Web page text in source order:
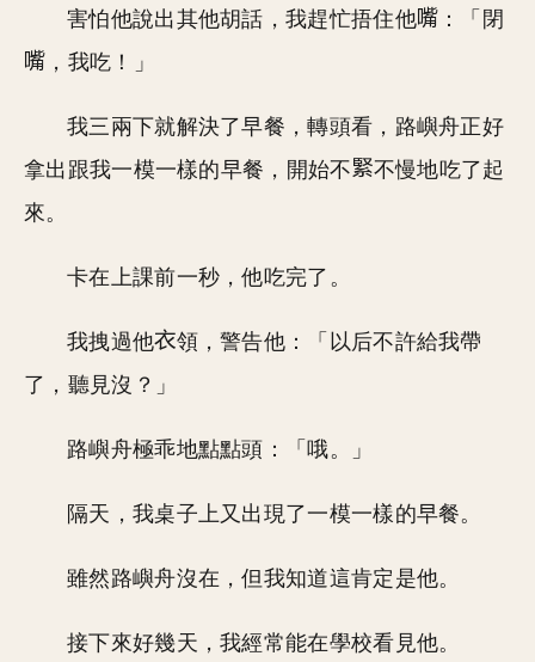
害怕他說出其他胡話，我趕忙捂住他
：「閉
，我吃！」
我三兩下就解決了早餐，轉頭看，路嶼舟正好
拿出跟我一模一樣的早餐，開始不
不慢地吃了起
來。
卡在上課前一秒，他吃完了。
我拽過他
領，警告他：「以后不許給我帶
了，聽見沒？」
路嶼舟極乖地點點頭：「哦。」
隔天，我桌子上又出現了一模一樣的早餐。
雖然路嶼舟沒在，但我知道這肯定是他。
接下來好幾天，我經常能在學校看見他。